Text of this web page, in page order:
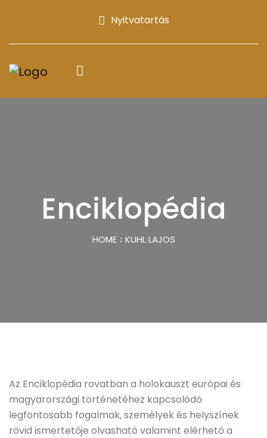
Nyitvatartás
Enciklopédia
HOME KUHL LAJOS
Az Enciklopédia rovatban a holokauszt európai és
magyarországi történetéhez kapcsolódó
legfontosabb fogalmak, személyek és helyszínek
rövid ismertetője olvasható valamint elérhető a